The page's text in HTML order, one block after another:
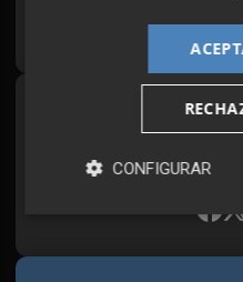
¡Quiero
Plaza Podcast,
CONFIGURAR